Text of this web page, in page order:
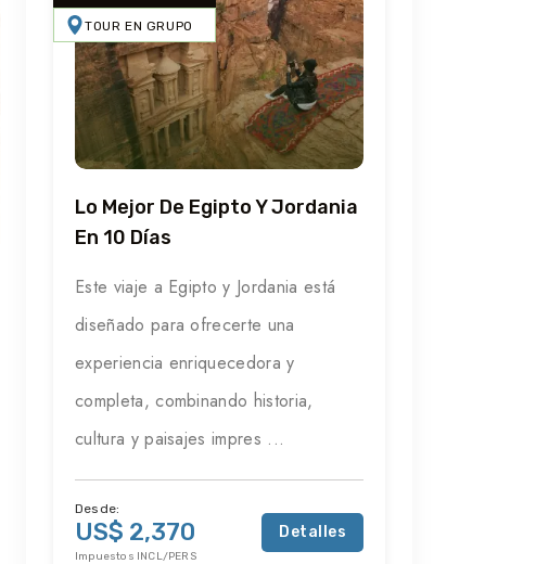
TOUR EN GRUPO
Lo Mejor De Egipto Y Jordania
En 10 Días
Este viaje a Egipto y Jordania está
diseñado para ofrecerte una
experiencia enriquecedora y
completa, combinando historia,
cultura y paisajes impres ...
Desde:
US$ 2,370
Impuestos INCL/PERS
Detalles